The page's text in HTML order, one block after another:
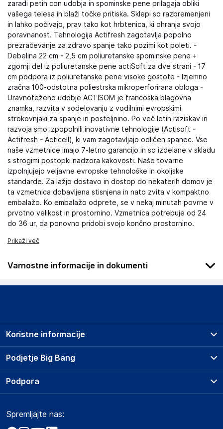
zaradi petih con udobja in spominske pene prilagaja obliki
vašega telesa in blaži točke pritiska. Sklepi so razbremenjeni
in lahko počivajo, prav tako kot hrbtenica, ki ohranja svojo
poravnanost. Tehnologija Actifresh zagotavlja popolno
prezračevanje za zdravo spanje tako pozimi kot poleti. -
Debelina 22 cm - 2,5 cm poliuretanske spominske pene +
zgornji del iz poliuretanske pene actiSoft za dve strani - 17
cm podpora iz poliuretanske pene visoke gostote - Izjemno
zračna 100-odstotna poliestrska mikroperforirana obloga -
Uravnoteženo udobje ACTISOM je francoska blagovna
znamka, razvita v sodelovanju z vodilnimi evropskimi
strokovnjaki za spanje in posteljnino. Po več letih raziskav in
razvoja smo izpopolnili inovativne tehnologije (Actisoft -
Actifresh - Acticell), ki vam zagotavljajo odličen spanec. Vse
naše vzmetnice imajo 7-letno garancijo in so izdelane v skladu
s strogimi postopki nadzora kakovosti. Naše tovarne
izpolnjujejo veljavne evropske tehnološke in okoljske
standarde. Za lažjo dostavo in dostop do nekaterih domov je
ta vzmetnica dobavljena stisnjena in nato zvita v kompaktno
embalažo. Ko embalažo odprete, se v nekaj minutah povrne v
prvotno velikost in prostornino. Vzmetnica potrebuje od 24
do 36 ur, da ponovno pridobi svojo končno prostornino.
Prikaži več
Varnostne informacije in dokumenti
Podatki o proizvajalcu
Lovemynight
France
Gospodarski subjekt s sedežem v EU, ki zagotavlja skladnost
izdelka z zahtevanimi predpisi.
Podjetje Big Bang
O podjetju
Obvestila za javnost
Koristne informacije
Prodajna mesta
Storitve
Dostava, vnos in odvoz
Podpora
Marketplace
Spremljajte nas: